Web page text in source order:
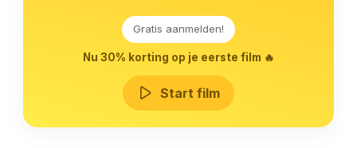
Gratis aanmelden!
Nu 30% korting op je eerste film 🔥
Start film